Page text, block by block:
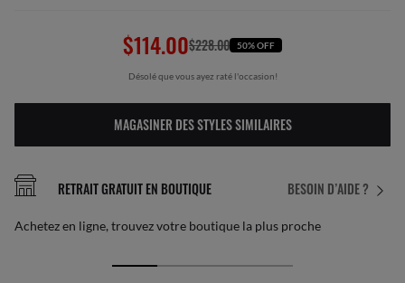
$114.00$228.00 50% OFF
Désolé que vous ayez raté l'occasion!
MAGASINER DES STYLES SIMILAIRES
BESOIN D’AIDE ?
RETRAIT GRATUIT EN BOUTIQUE
Achetez en ligne, trouvez votre boutique la plus proche